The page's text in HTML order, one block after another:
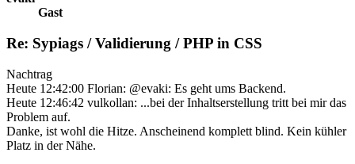
Gast
Re: Sypiags / Validierung / PHP in CSS
Nachtrag
Heute 12:42:00 Florian: @evaki: Es geht ums Backend.
Heute 12:46:42 vulkollan: ...bei der Inhaltserstellung tritt bei mir das
Problem auf.
Danke, ist wohl die Hitze. Anscheinend komplett blind. Kein kühler
Platz in der Nähe.